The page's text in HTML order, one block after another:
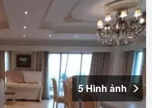
5 Hình ảnh